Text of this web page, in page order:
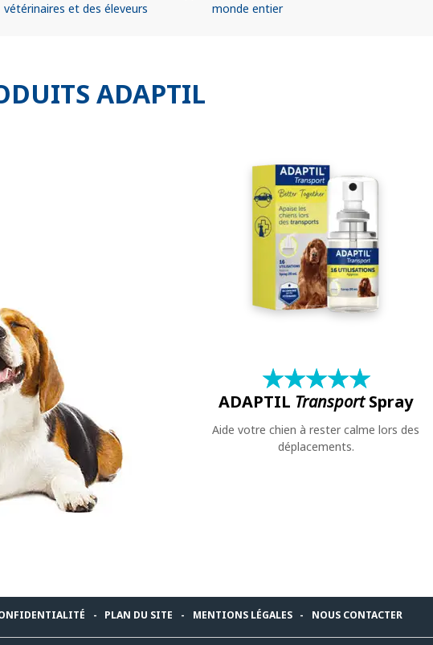
vétérinaires et des éleveurs
monde entier
ADAPTIL
★★★★★
☆☆☆☆☆
ADAPTIL TransportSpray
Aide votre chien à rester calme lors des
déplacements.
PLAN DU SITE MENTIONS LÉGALES NOUS CONTACTER